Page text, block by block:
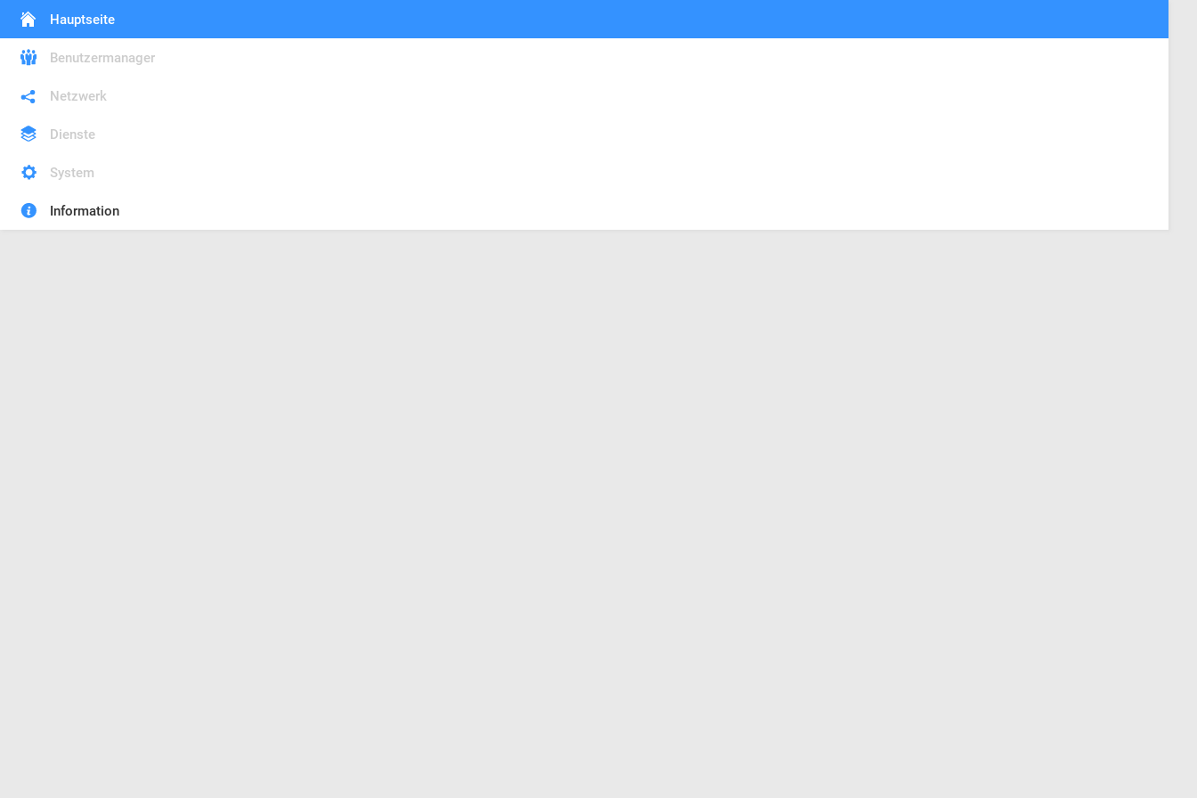
Hauptseite
Benutzermanager
Netzwerk
Dienste
System
Information